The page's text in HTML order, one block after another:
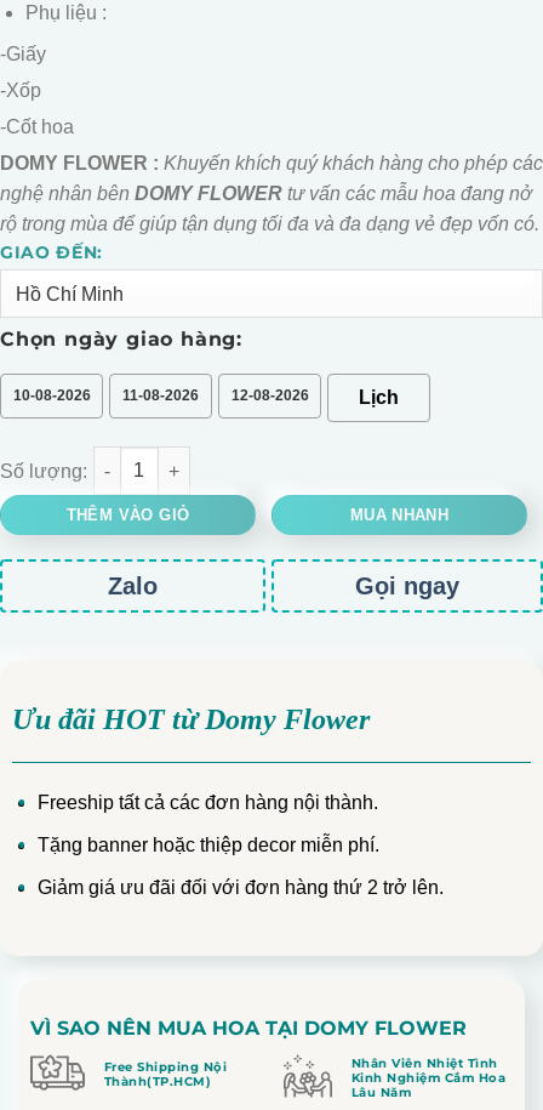
Phụ liệu :
-Giấy
-Xốp
-Cốt hoa
DOMY FLOWER : Khuyến khích quý khách hàng cho phép các
nghệ nhân bên DOMY FLOWER tư vấn các mẫu hoa đang nở
rộ trong mùa để giúp tận dụng tối đa và đa dạng vẻ đẹp vốn có.
GIAO ĐẾN:
Chọn ngày giao hàng:
10-08-2026 11-08-2026 12-08-2026
BÓ HOA GẤU BÔNG MIX HỒNG SÁP số lượng
THÊM VÀO GIỎ MUA NHANH
Alternative:
Zalo Gọi ngay
Ưu đãi HOT từ Domy Flower
Freeship tất cả các đơn hàng nội thành.
Tặng banner hoặc thiệp decor miễn phí.
Giảm giá ưu đãi đối với đơn hàng thứ 2 trở lên.
VÌ SAO NÊN MUA HOA TẠI DOMY FLOWER
Free Shipping Nội
Thành(TP.HCM)
Nhân Viên Nhiệt Tình
Kinh Nghiệm Cắm Hoa
Lâu Năm